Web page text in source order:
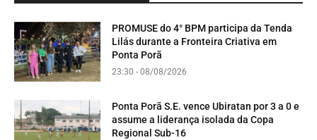
PROMUSE do 4° BPM participa da Tenda
Lilás durante a Fronteira Criativa em
Ponta Porã
23:30 - 08/08/2026
Ponta Porã S.E. vence Ubiratan por 3 a 0 e
assume a liderança isolada da Copa
Regional Sub-16